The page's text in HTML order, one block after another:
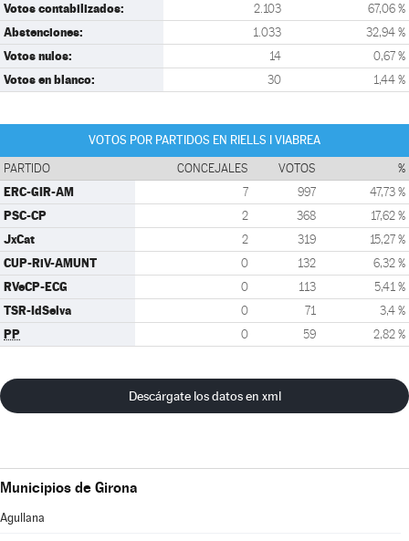
Votos contabilizados: 2.103 67,06 %
Abstenciones: 1.033 32,94 %
Votos nulos: 14 0,67 %
Votos en blanco: 30 1,44 %
VOTOS POR PARTIDOS EN RIELLS I VIABREA
PARTIDO CONCEJALES VOTOS %
ERC-GIR-AM 7 997 47,73 %
PSC-CP 2 368 17,62 %
JxCat 2 319 15,27 %
CUP-RiV-AMUNT 0 132 6,32 %
RVeCP-ECG 0 113 5,41 %
TSR-IdSelva 0 71 3,4 %
PP 0 59 2,82 %
Descárgate los datos en xml
Municipios de Girona
Agullana